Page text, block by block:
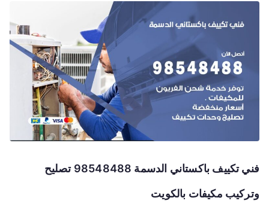
فني تكييف باكستاني الدسمة 98548488 تصليح
وتركيب مكيفات بالكويت